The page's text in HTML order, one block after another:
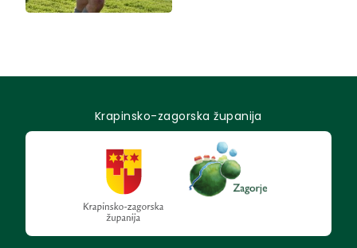
Krapinsko-zagorska županija